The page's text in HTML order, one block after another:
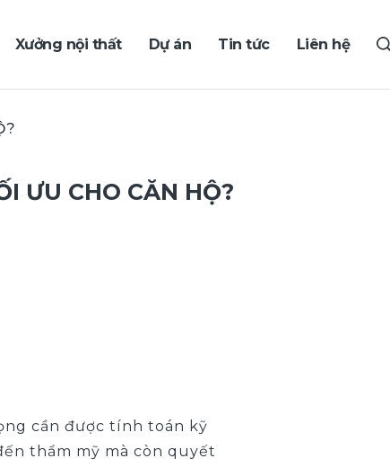
Xưởng nội thất Dự án Tin tức Liên hệ
ƯU CHO CĂN HỘ?
cần được tính toán kỹ
thẩm mỹ mà còn quyết